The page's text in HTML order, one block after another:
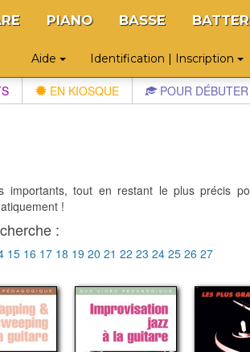
PIANO BASSE
Aide Identification | Inscription
EN KIOSQUE POUR DÉBUTER
importants, tout en restant le plus précis
!
:
15 16 17 18 19 20 21 22 23 24 25 26 27